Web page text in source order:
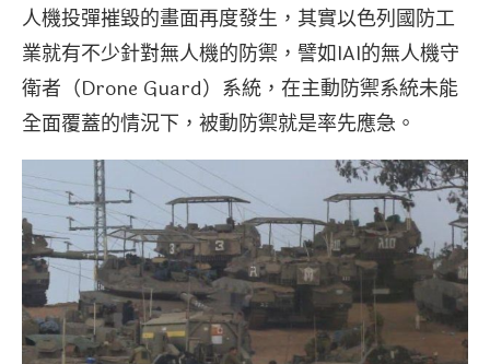
人機投彈摧毀的畫面再度發生，其實以色列國防工
業就有不少針對無人機的防禦，譬如IAI的無人機守
衛者（Drone Guard）系統，在主動防禦系統未能
全面覆蓋的情況下，被動防禦就是率先應急。